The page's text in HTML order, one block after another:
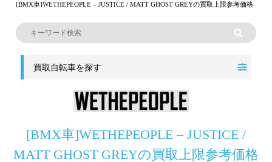
[BMX車]WETHEPEOPLE – JUSTICE / MATT GHOST GREYの買取上限参考価格
[BMX車]WETHEPEOPLE – JUSTICE /
MATT GHOST GREYの買取上限参考価格
買取自転車を探す